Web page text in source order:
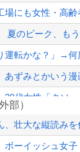
場にも女性・高
夏のピーク、も
運転かな？」→
あずみとかいう
30代女性「クソ
ウジ・パキスタ
突事故！（2025
部）
、壮大な縦読み
ボーイッシュ女